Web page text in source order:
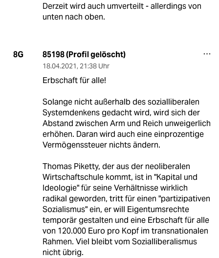
Derzeit wird auch umverteilt - allerdings von
unten nach oben.
8G 85198 (Profil gelöscht)
18.04.2021, 21:38 Uhr
Erbschaft für alle!
Solange nicht außerhalb des sozialliberalen
Systemdenkens gedacht wird, wird sich der
Abstand zwischen Arm und Reich unweigerlich
erhöhen. Daran wird auch eine einprozentige
Vermögenssteuer nichts ändern.
Thomas Piketty, der aus der neoliberalen
Wirtschaftschule kommt, ist in "Kapital und
Ideologie" für seine Verhältnisse wirklich
radikal geworden, tritt für einen "partizipativen
Sozialismus" ein, er will Eigentumsrechte
temporär gestalten und eine Erbschaft für alle
von 120.000 Euro pro Kopf im transnationalen
Rahmen. Viel bleibt vom Sozialliberalismus
nicht übrig.